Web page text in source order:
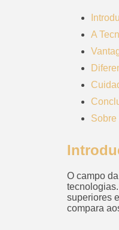
A
Sobre
O campo
superiores
compara